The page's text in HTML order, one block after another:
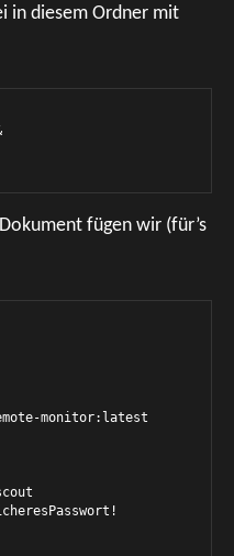
in diesem Ordner mit
fügen wir (für’s